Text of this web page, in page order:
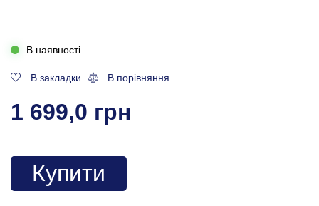
В наявності
В закладки В порівняння
1 699,0 грн
Купити